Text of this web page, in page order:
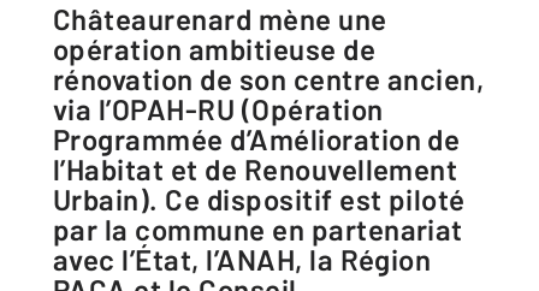
Châteaurenard mène une
opération ambitieuse de
rénovation de son centre ancien,
via l’OPAH-RU (Opération
Programmée d’Amélioration de
l’Habitat et de Renouvellement
Urbain). Ce dispositif est piloté
par la commune en partenariat
avec l’État, l’ANAH, la Région